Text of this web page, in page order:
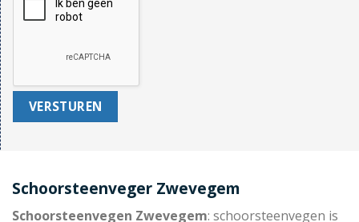
Schoorsteenveger Zwevegem
Schoorsteenvegen Zwevegem: schoorsteenvegen is